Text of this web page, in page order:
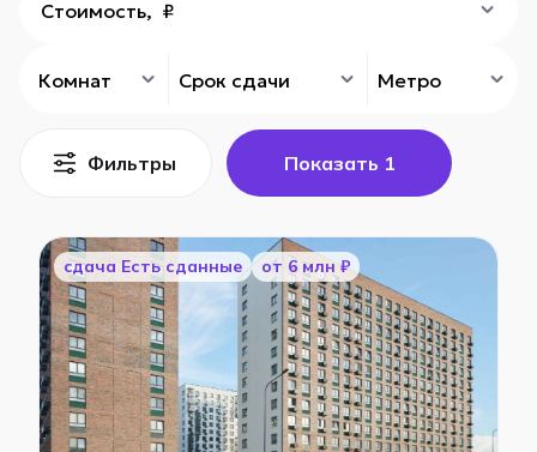
Комнат
Стоимость, ₽
Срок сдачи Метро
Фильтры Показать 1
cдача Есть сданные от 6 млн ₽